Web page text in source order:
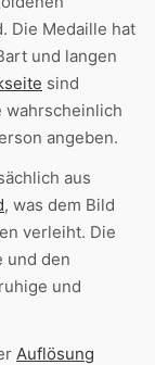
Die Medaille hat
und langen
sind
wahrscheinlich
angeben.
aus
, was dem Bild
verleiht. Die
und den
und
Auflösung